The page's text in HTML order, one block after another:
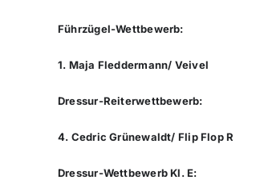
Führzügel-Wettbewerb:
1. Maja Fleddermann/ Veivel
Dressur-Reiterwettbewerb:
4. Cedric Grünewaldt/ Flip Flop R
Dressur-Wettbewerb Kl. E: